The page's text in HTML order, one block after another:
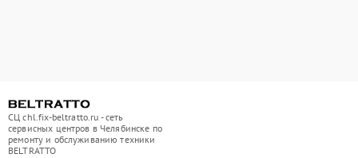
СЦ chl.fix-beltratto.ru - сеть
сервисных центров в Челябинске по
ремонту и обслуживанию техники
BELTRATTO